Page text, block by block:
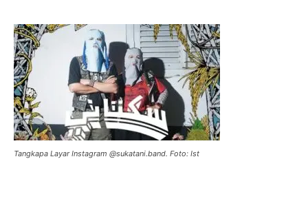
Tangkapa Layar Instagram @sukatani.band. Foto: Ist